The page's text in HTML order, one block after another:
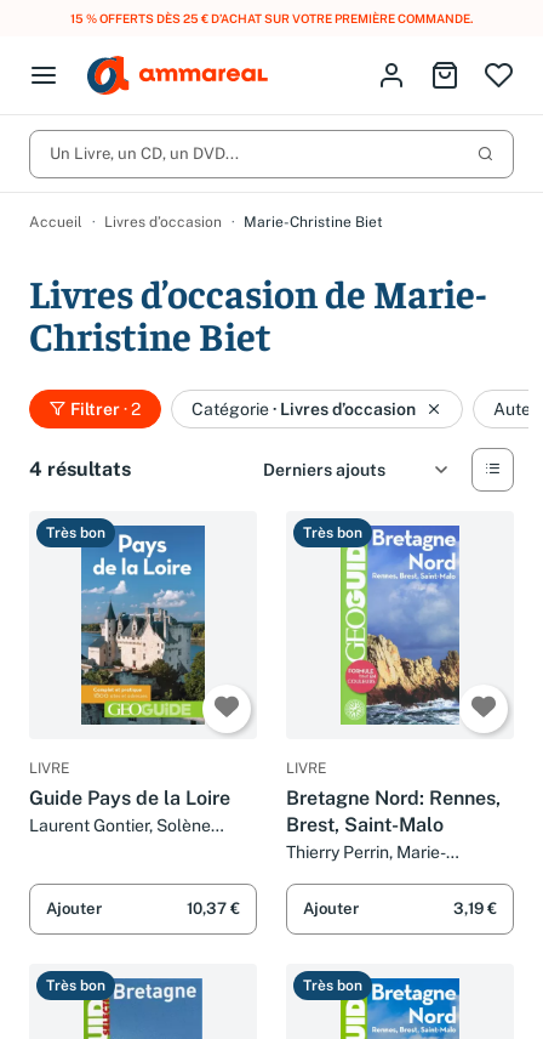
15 % OFFERTS DÈS 25 € D’ACHAT SUR VOTRE PREMIÈRE COMMANDE.
Open menu
Fermer le menu
CD d'occasion
DVD d'occasion
Partitions
Meilleures ventes
Nos engagements
Lancer
Activez les notifications dans votre compte pour être alerté dès
qu'il est en stock.
Créer une alerte
Identifiez-vous
Aller au
Un Livre, un CD, un DVD...
Accueil Livres d’occasion Marie-Christine Biet
Livres d’occasion de Marie-
Christine Biet
Filtrer· 2 Catégorie· Livres d’occasion
4 résultats
Très bon
LIVRE
Guide Pays de la Loire
Laurent Gontier, Solène
Guitton, Béatrice Peyret-
Vignals, Laurence Vilaine,
Fabienne Ullmann, Marie-
Ajouter 10,37 €
Très bon
LIVRE
Bretagne Nord: Rennes,
Brest, Saint-Malo
Thierry Perrin, Marie-
Solène Bouton et Collectifs
Ajouter 3,19 €
Très bon Très bon